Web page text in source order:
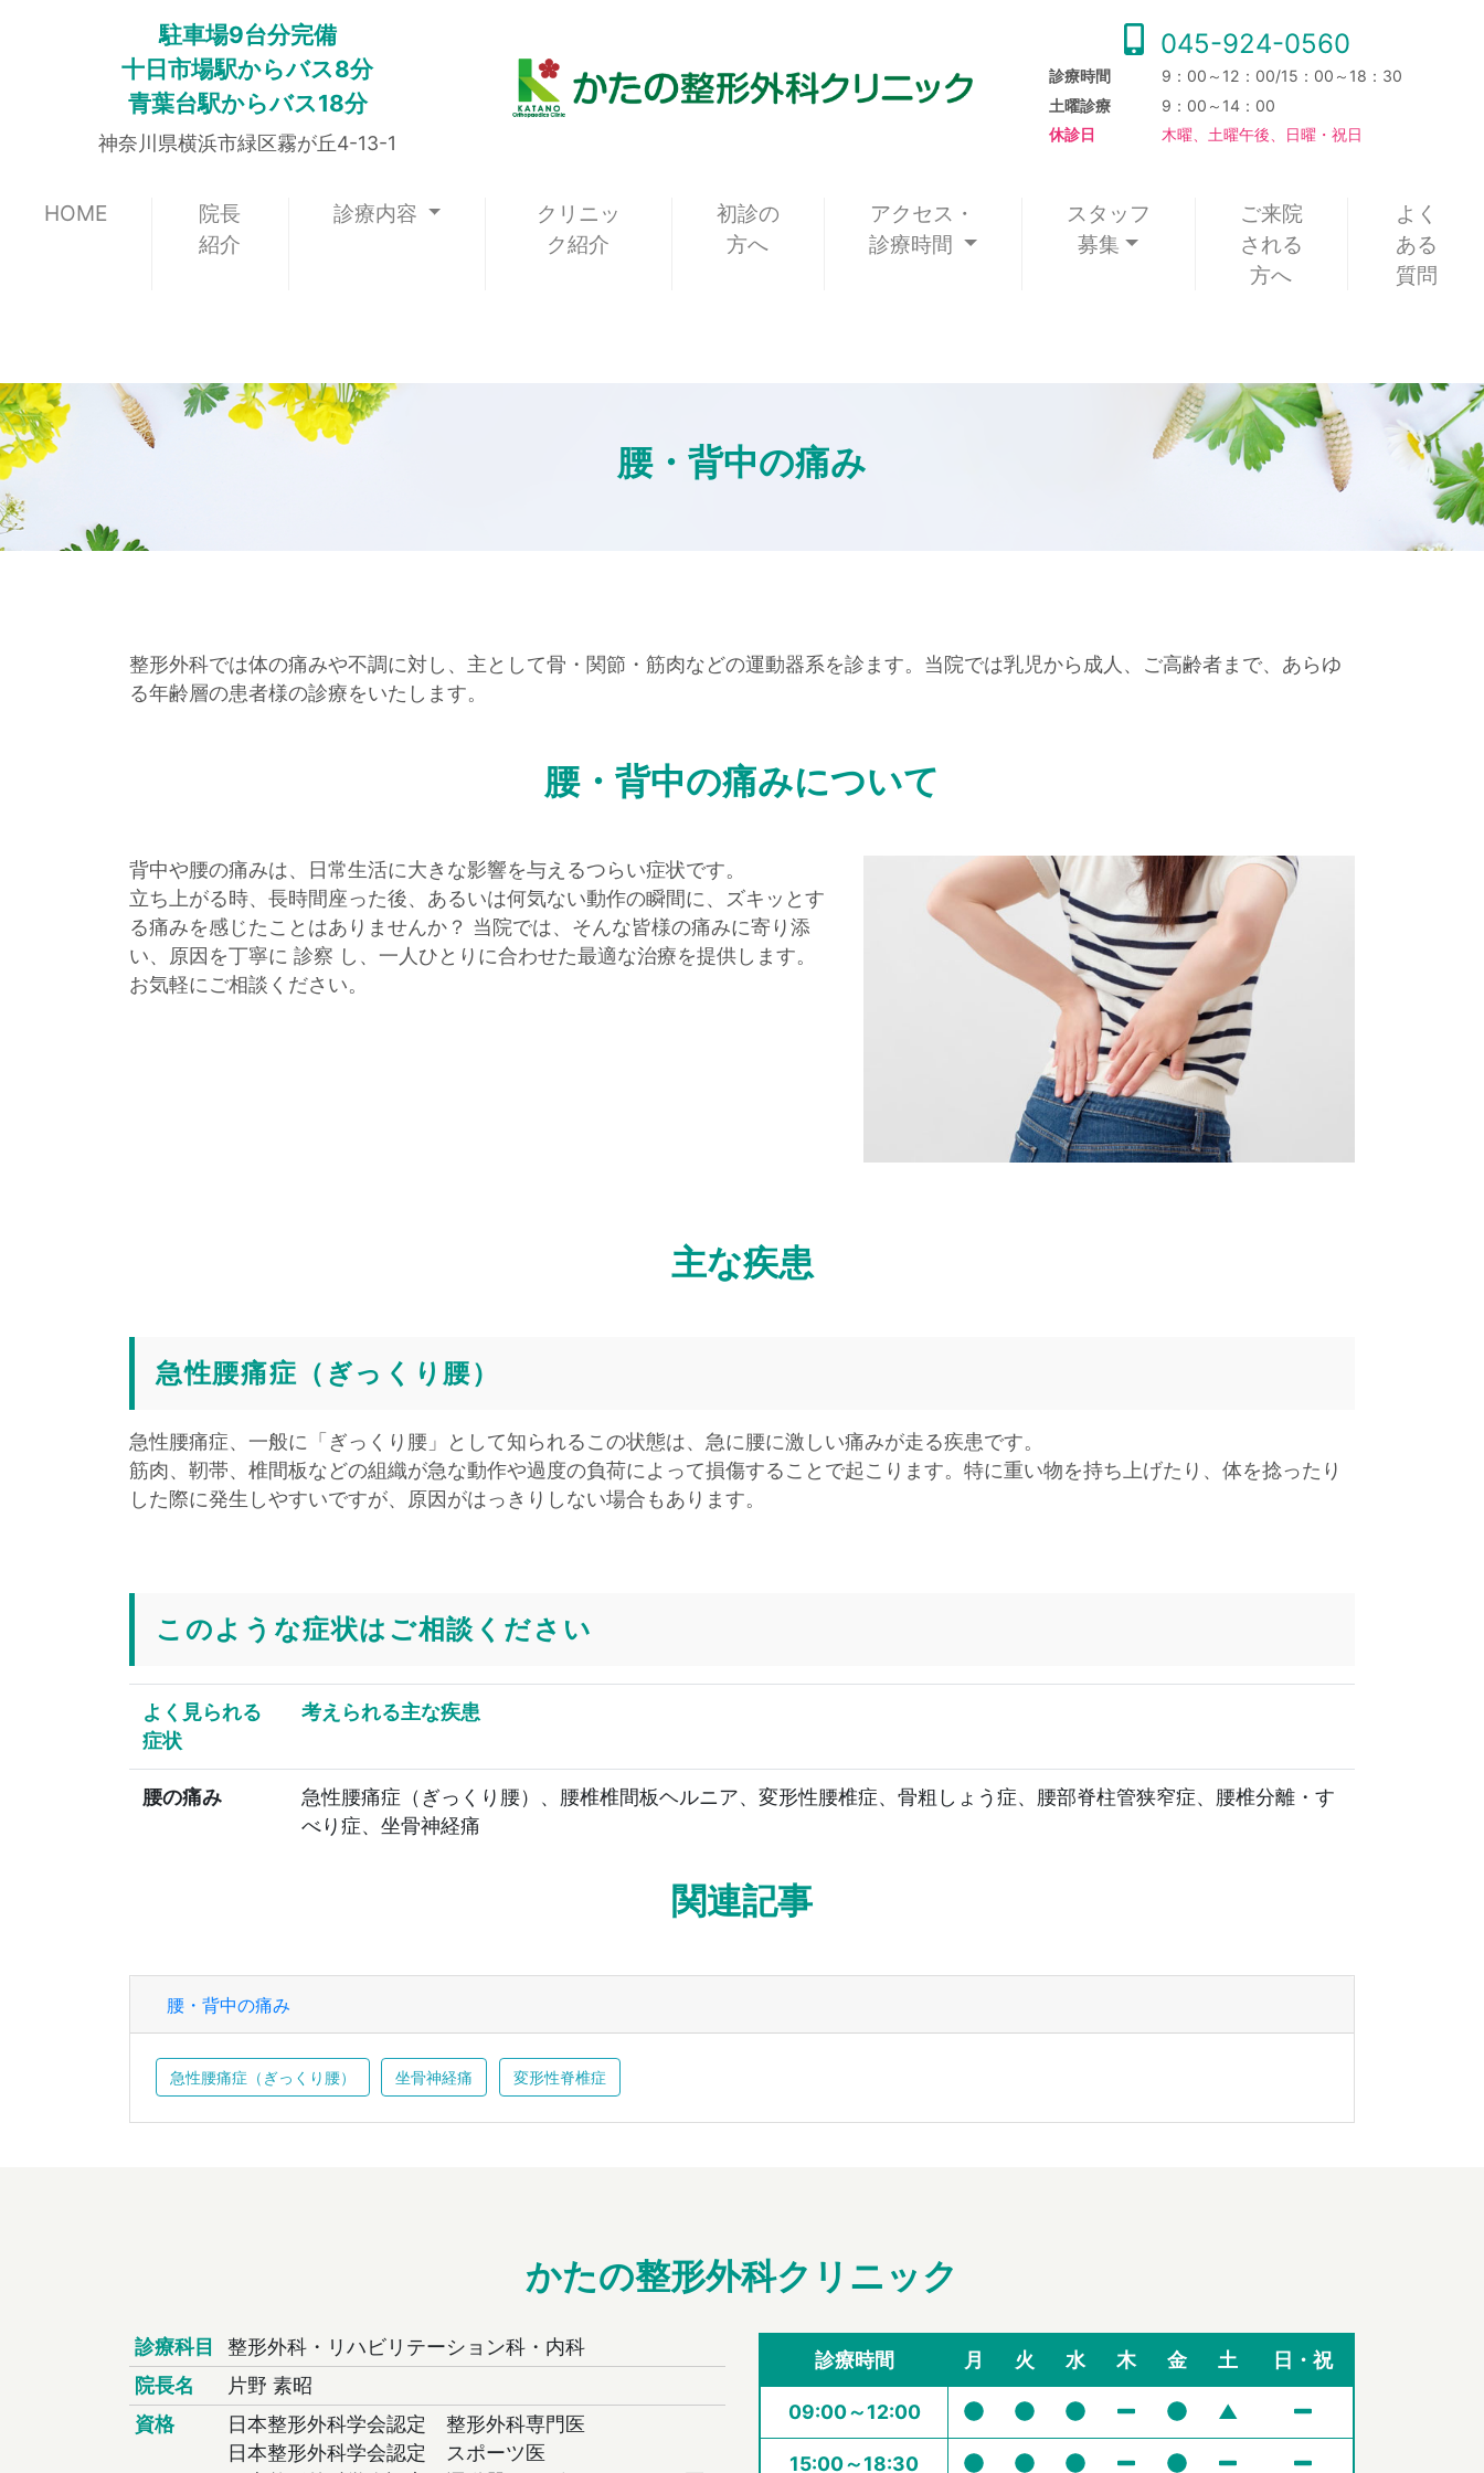
駐車場9台分完備
十日市場駅からバス8分
青葉台駅からバス18分
神奈川県横浜市緑区霧が丘4-13-1
045-924-0560
診療時間
9：00～12：00/15：00～18：30
土曜診療
9：00～14：00
休診日
木曜、土曜午後、日曜・祝日
HOME
院長
紹介
診療内容
クリニッ
ク紹介
初診の
方へ
アクセス・
診療時間
スタッフ
募集
ご来院
される
方へ
よく
ある
質問
腰・背中の痛み
整形外科では体の痛みや不調に対し、主として骨・関節・筋肉などの運動器系を診ます。当院では乳児から成人、ご高齢者まで、あらゆ
る年齢層の患者様の診療をいたします。
腰・背中の痛みについて
背中や腰の痛みは、日常生活に大きな影響を与えるつらい症状です。
立ち上がる時、長時間座った後、あるいは何気ない動作の瞬間に、ズキッとす
る痛みを感じたことはありませんか？ 当院では、そんな皆様の痛みに寄り添
い、原因を丁寧に 診察 し、一人ひとりに合わせた最適な治療を提供します。
お気軽にご相談ください。
主な疾患
急性腰痛症（ぎっくり腰）
急性腰痛症、一般に「ぎっくり腰」として知られるこの状態は、急に腰に激しい痛みが走る疾患です。
筋肉、靭帯、椎間板などの組織が急な動作や過度の負荷によって損傷することで起こります。特に重い物を持ち上げたり、体を捻ったり
した際に発生しやすいですが、原因がはっきりしない場合もあります。
このような症状はご相談ください
よく見られる
症状
考えられる主な疾患
腰の痛み
急性腰痛症（ぎっくり腰）、腰椎椎間板ヘルニア、変形性腰椎症、骨粗しょう症、腰部脊柱管狭窄症、腰椎分離・す
べり症、坐骨神経痛
関連記事
腰・背中の痛み
急性腰痛症（ぎっくり腰） 坐骨神経痛 変形性脊椎症
かたの整形外科クリニック
診療科目
整形外科・リハビリテーション科・内科
院長名
片野 素昭
資格
日本整形外科学会認定 整形外科専門医
日本整形外科学会認定 スポーツ医
診療時間 月 火 水 木 金 土 日・祝
09:00～12:00 ▲
15:00～18:30